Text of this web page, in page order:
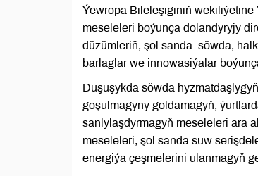
Ýewropa Bileleşiginiň wekiliýetine
meseleleri boýunça dolandyryjy
düzümleriň, şol sanda söwda,
barlaglar we innowasiýalar
Duşuşykda söwda
goşulmagyny goldamagyň,
sanlylaşdyrmagyň meseleleri ara
meseleleri, şol sanda suw
energiýa çeşmelerini ulanmagyň